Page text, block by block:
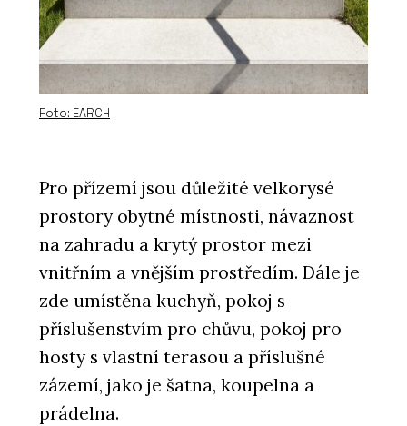
Foto: EARCH
Pro přízemí jsou důležité velkorysé
prostory obytné místnosti, návaznost
na zahradu a krytý prostor mezi
vnitřním a vnějším prostředím. Dále je
zde umístěna kuchyň, pokoj s
příslušenstvím pro chůvu, pokoj pro
hosty s vlastní terasou a příslušné
zázemí, jako je šatna, koupelna a
prádelna.